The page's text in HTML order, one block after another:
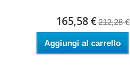
165,58 € 212,28 €
Aggiungi al carrello